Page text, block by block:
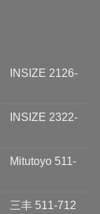
INSIZE 2126-
INSIZE 2322-
Mitutoyo 511-
三丰 511-712